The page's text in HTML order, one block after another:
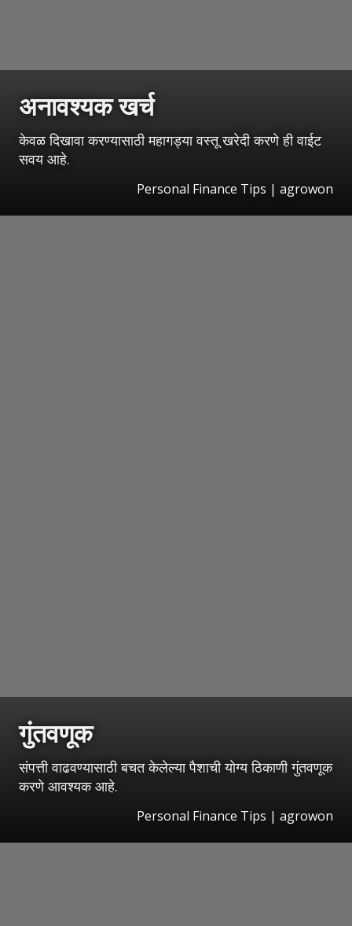
अनावश्यक खर्च
केवळ दिखावा करण्यासाठी महागड्या वस्तू खरेदी करणे ही वाईट
सवय आहे.
Personal Finance Tips | agrowon
गुंतवणूक
संपत्ती वाढवण्यासाठी बचत केलेल्या पैशाची योग्य ठिकाणी गुंतवणूक
करणे आवश्यक आहे.
Personal Finance Tips | agrowon